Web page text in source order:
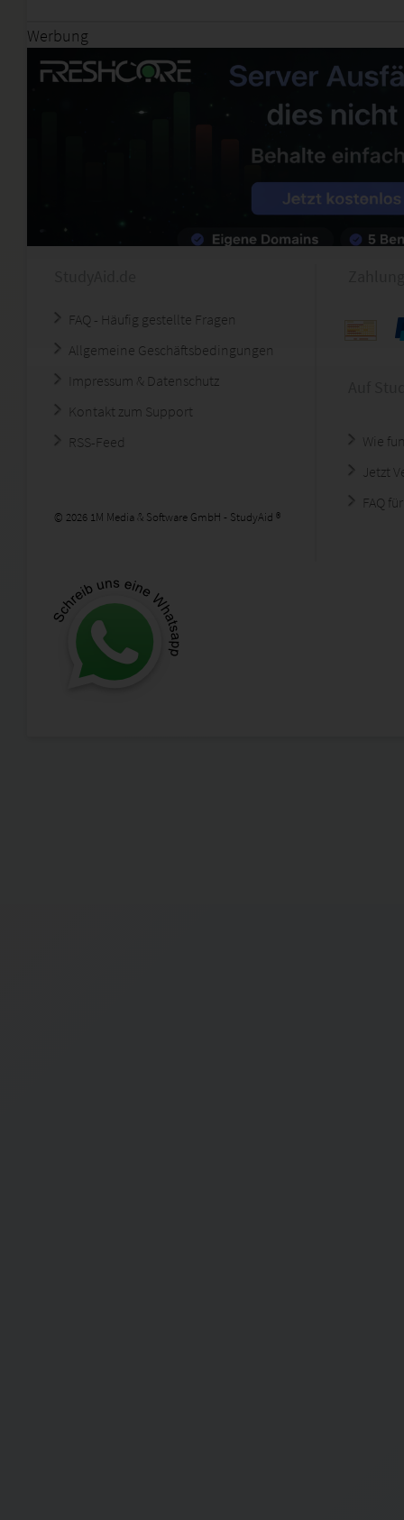
Werbung
FAQ - Häufig gestellte Fragen
Allgemeine Geschäftsbedingungen
Impressum & Datenschutz
Kontakt zum Support
RSS-Feed
© 2026 1M Media & Software GmbH - StudyAid ®
Wie
Jetzt
FAQ